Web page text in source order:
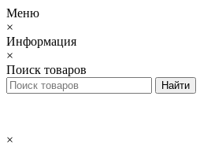
Меню
×
Информация
×
Поиск товаров
×